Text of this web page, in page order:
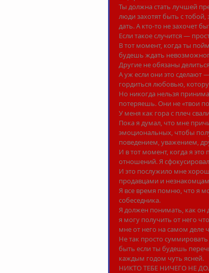
Ты должна стать лучшей
люди захотят быть с
дать. А кто-то не захочет
Если такое случится —
В тот момент, когда ты
будешь ждать
Другие не обязаны
А уж если они это сделают
гордиться любовью,
Но никогда нельзя
потеряешь. Они не «твои
У меня как гора с плеч
Пока я думал, что мне
эмоциональных, чтобы
поведением, уважением,
И в тот момент, когда я это
отношений. Я
И это послужило мне
продавцами и
Я все время помню, что я
собеседника.
Я должен понимать, как он
я могу получить от него
мне от него на самом деле
Не так просто
быть если ты будешь
каждым годом чуть ясней.
НИКТО ТЕБЕ НИЧЕГО НЕ